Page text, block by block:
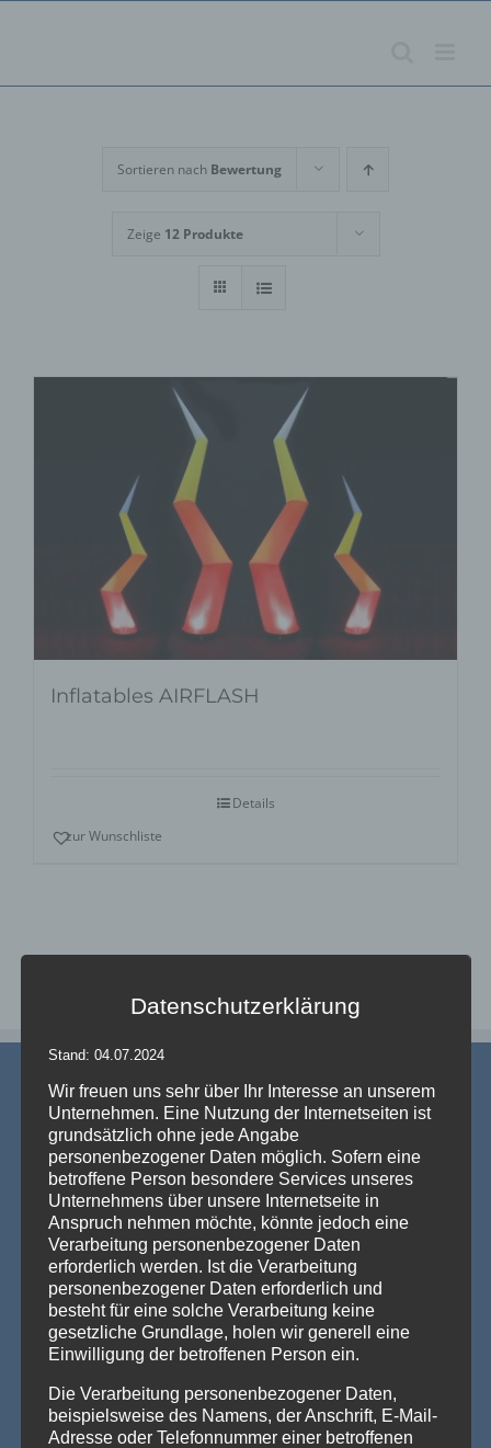
Sortieren nach Bewertung
Zeige 12 Produkte
Inflatables AIRFLASH
Details
zur Wunschliste
AKTUELLE NEWS
💡 Messehallen sind riesig, die Decken extrem hoch
– Wenn die Technik verschwindet und die Marken
strahlen – Traversenhussen
Traversenhussen: Die elegante Lösung für technische Konstruktionen
Wer hier einen [...]Weiterlesen »
Vom Gentlemen’s Club zum Eventhighlight – wie
GALACTICA den Chesterfield-Look neu erfindet
Die Stehtischhusse GALACTICA im Chesterfield Style bringt
den ikonischen Gentlemen’s-Club-Charme [...] Weiterlesen »
Datenschutzerklärung
Stand: 04.07.2024
Wir freuen uns sehr über Ihr Interesse an unserem
Unternehmen. Eine Nutzung der Internetseiten ist
grundsätzlich ohne jede Angabe
personenbezogener Daten möglich. Sofern eine
betroffene Person besondere Services unseres
Unternehmens über unsere Internetseite in
Anspruch nehmen möchte, könnte jedoch eine
Verarbeitung personenbezogener Daten
erforderlich werden. Ist die Verarbeitung
personenbezogener Daten erforderlich und
besteht für eine solche Verarbeitung keine
gesetzliche Grundlage, holen wir generell eine
Einwilligung der betroffenen Person ein.
Die Verarbeitung personenbezogener Daten,
beispielsweise des Namens, der Anschrift, E-Mail-
Adresse oder Telefonnummer einer betroffenen